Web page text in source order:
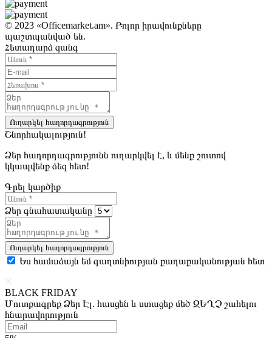
© 2023 «Officemarket.am». Բոլոր իրավունքները
պաշտպանված են.
Հետադարձ զանգ
Ուղարկել հաղորդագրություն
Շնորհակալություն!
Ձեր հաղորդագրությունն ուղարկվել է, և մենք շուտով
կկապվենք ձեզ հետ!
Գրել կարծիք
Ձեր գնահատականը
Ուղարկել հաղորդագրություն
Ես համաձայն եմ գաղտնիության քաղաքականության հետ
BLACK FRIDAY
Մուտքագրեք Ձեր Էլ. հասցեն և ստացեք մեծ ԶԵՂՉ շահելու
հնարավորություն